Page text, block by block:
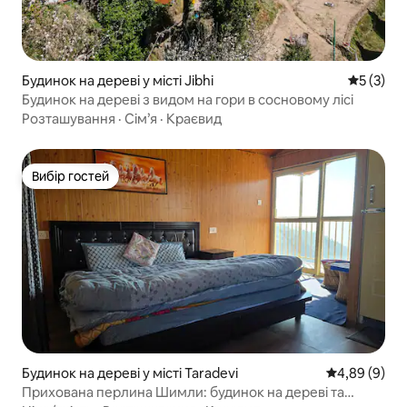
Будинок на дереві у місті Jibhi Середня
5 (3)
Будинок на дереві з видом на гори в сосновому лісі
Розташування · Сім’я · Краєвид
Вибір гостей
Вибір гостей
Будинок на дереві у місті Taradevi Середня
4,89 (9)
Прихована перлина Шимли: будинок на дереві та